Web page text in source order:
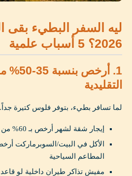
2026؟ 5 أسباب علمية
1. أرخص
التقليدية
لما تسافر بطيء، بتوفر فلوس كتيرة
إيجار شقة لشهر أرخص بـ 60% من فندق لـ 7 أيام
المطاعم السياحية
مفيش تذاكر طيران داخلية لو